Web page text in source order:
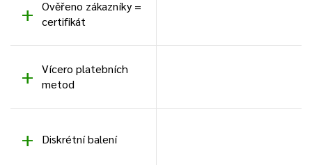
Ověřeno zákazníky =
certifikát
Vícero platebních
metod
Diskrétní balení